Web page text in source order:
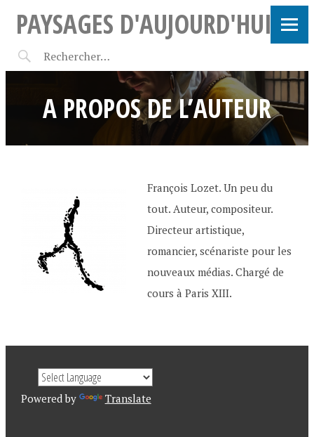
PAYSAGES D'AUJOURD'HUI
A PROPOS DE L’AUTEUR
François Lozet. Un peu du
tout. Auteur, compositeur.
Directeur artistique,
romancier, scénariste pour les
nouveaux médias. Chargé de
cours à Paris XIII.
Powered by Translate